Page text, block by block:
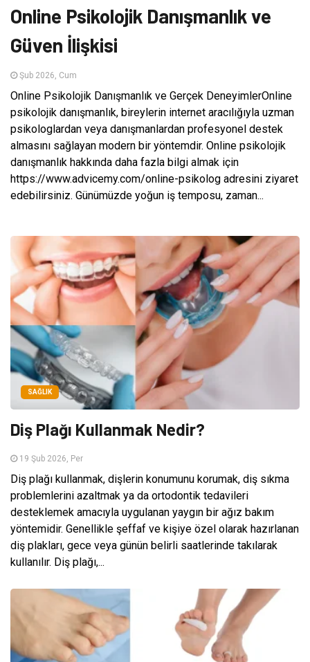
Online Psikolojik Danışmanlık ve
Güven İlişkisi
Şub 2026, Cum
Online Psikolojik Danışmanlık ve Gerçek DeneyimlerOnline
psikolojik danışmanlık, bireylerin internet aracılığıyla uzman
psikologlardan veya danışmanlardan profesyonel destek
almasını sağlayan modern bir yöntemdir. Online psikolojik
danışmanlık hakkında daha fazla bilgi almak için
https://www.advicemy.com/online-psikolog adresini ziyaret
edebilirsiniz. Günümüzde yoğun iş temposu, zaman...
SAĞLIK
Diş Plağı Kullanmak Nedir?
19 Şub 2026, Per
Diş plağı kullanmak, dişlerin konumunu korumak, diş sıkma
problemlerini azaltmak ya da ortodontik tedavileri
desteklemek amacıyla uygulanan yaygın bir ağız bakım
yöntemidir. Genellikle şeffaf ve kişiye özel olarak hazırlanan
diş plakları, gece veya günün belirli saatlerinde takılarak
kullanılır. Diş plağı,...